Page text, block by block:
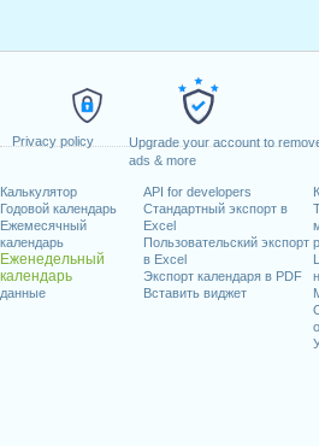
Privacy policy
Upgrade your account to
ads & more
Калькулятор
Годовой календарь
Ежемесячный
календарь
Еженедельный
календарь
данные
API for developers
Стандартный экспорт в
Excel
Пользовательский экспорт
в Excel
Экспорт календаря в PDF
Вставить виджет